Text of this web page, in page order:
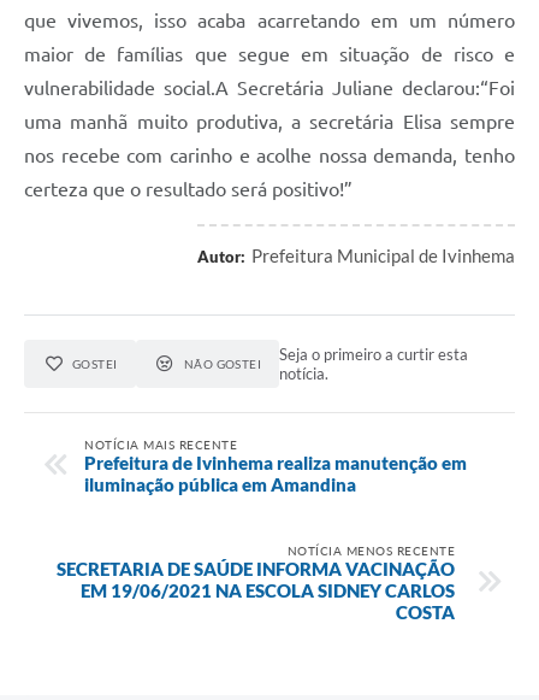
que vivemos, isso acaba acarretando em um número
maior de famílias que segue em situação de risco e
vulnerabilidade social.A Secretária Juliane declarou:“Foi
uma manhã muito produtiva, a secretária Elisa sempre
nos recebe com carinho e acolhe nossa demanda, tenho
certeza que o resultado será positivo!”
Autor: Prefeitura Municipal de Ivinhema
GOSTEI NÃO GOSTEI
Seja o primeiro a curtir esta
notícia.
NOTÍCIA MAIS RECENTE
Prefeitura de Ivinhema realiza manutenção em
iluminação pública em Amandina
NOTÍCIA MENOS RECENTE
SECRETARIA DE SAÚDE INFORMA VACINAÇÃO
EM 19/06/2021 NA ESCOLA SIDNEY CARLOS
COSTA